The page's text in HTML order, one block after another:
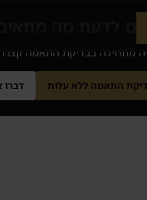
לדעת מה
בבדיקת התאמה קצרה ואז מסננת 3 הזדמנויות שמתאימות לתקציב,
התאמה ללא עלות דברו